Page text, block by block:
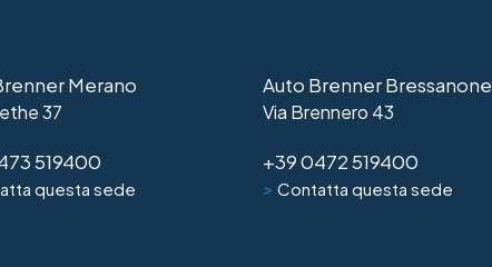
Merano
37
519400
questa sede
Auto Brenner Bressanone
Via Brennero 43
+39 0472 519400
> Contatta questa sede